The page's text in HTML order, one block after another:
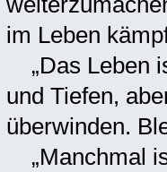
im Leben
„Das Leben
und Tiefen,
überwinden.
„Manchmal